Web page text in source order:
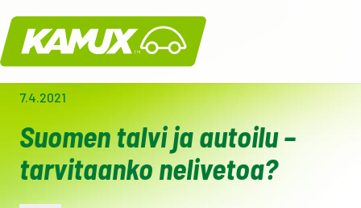
Kamux
7.4.2021
Suomen talvi ja autoilu –
tarvitaanko nelivetoa?